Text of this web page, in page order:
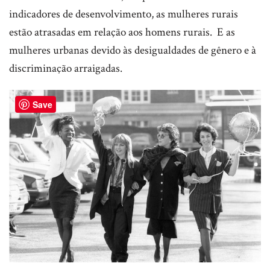
indicadores de desenvolvimento, as mulheres rurais
estão atrasadas em relação aos homens rurais. E as
mulheres urbanas devido às desigualdades de gênero e à
discriminação arraigadas.
Save